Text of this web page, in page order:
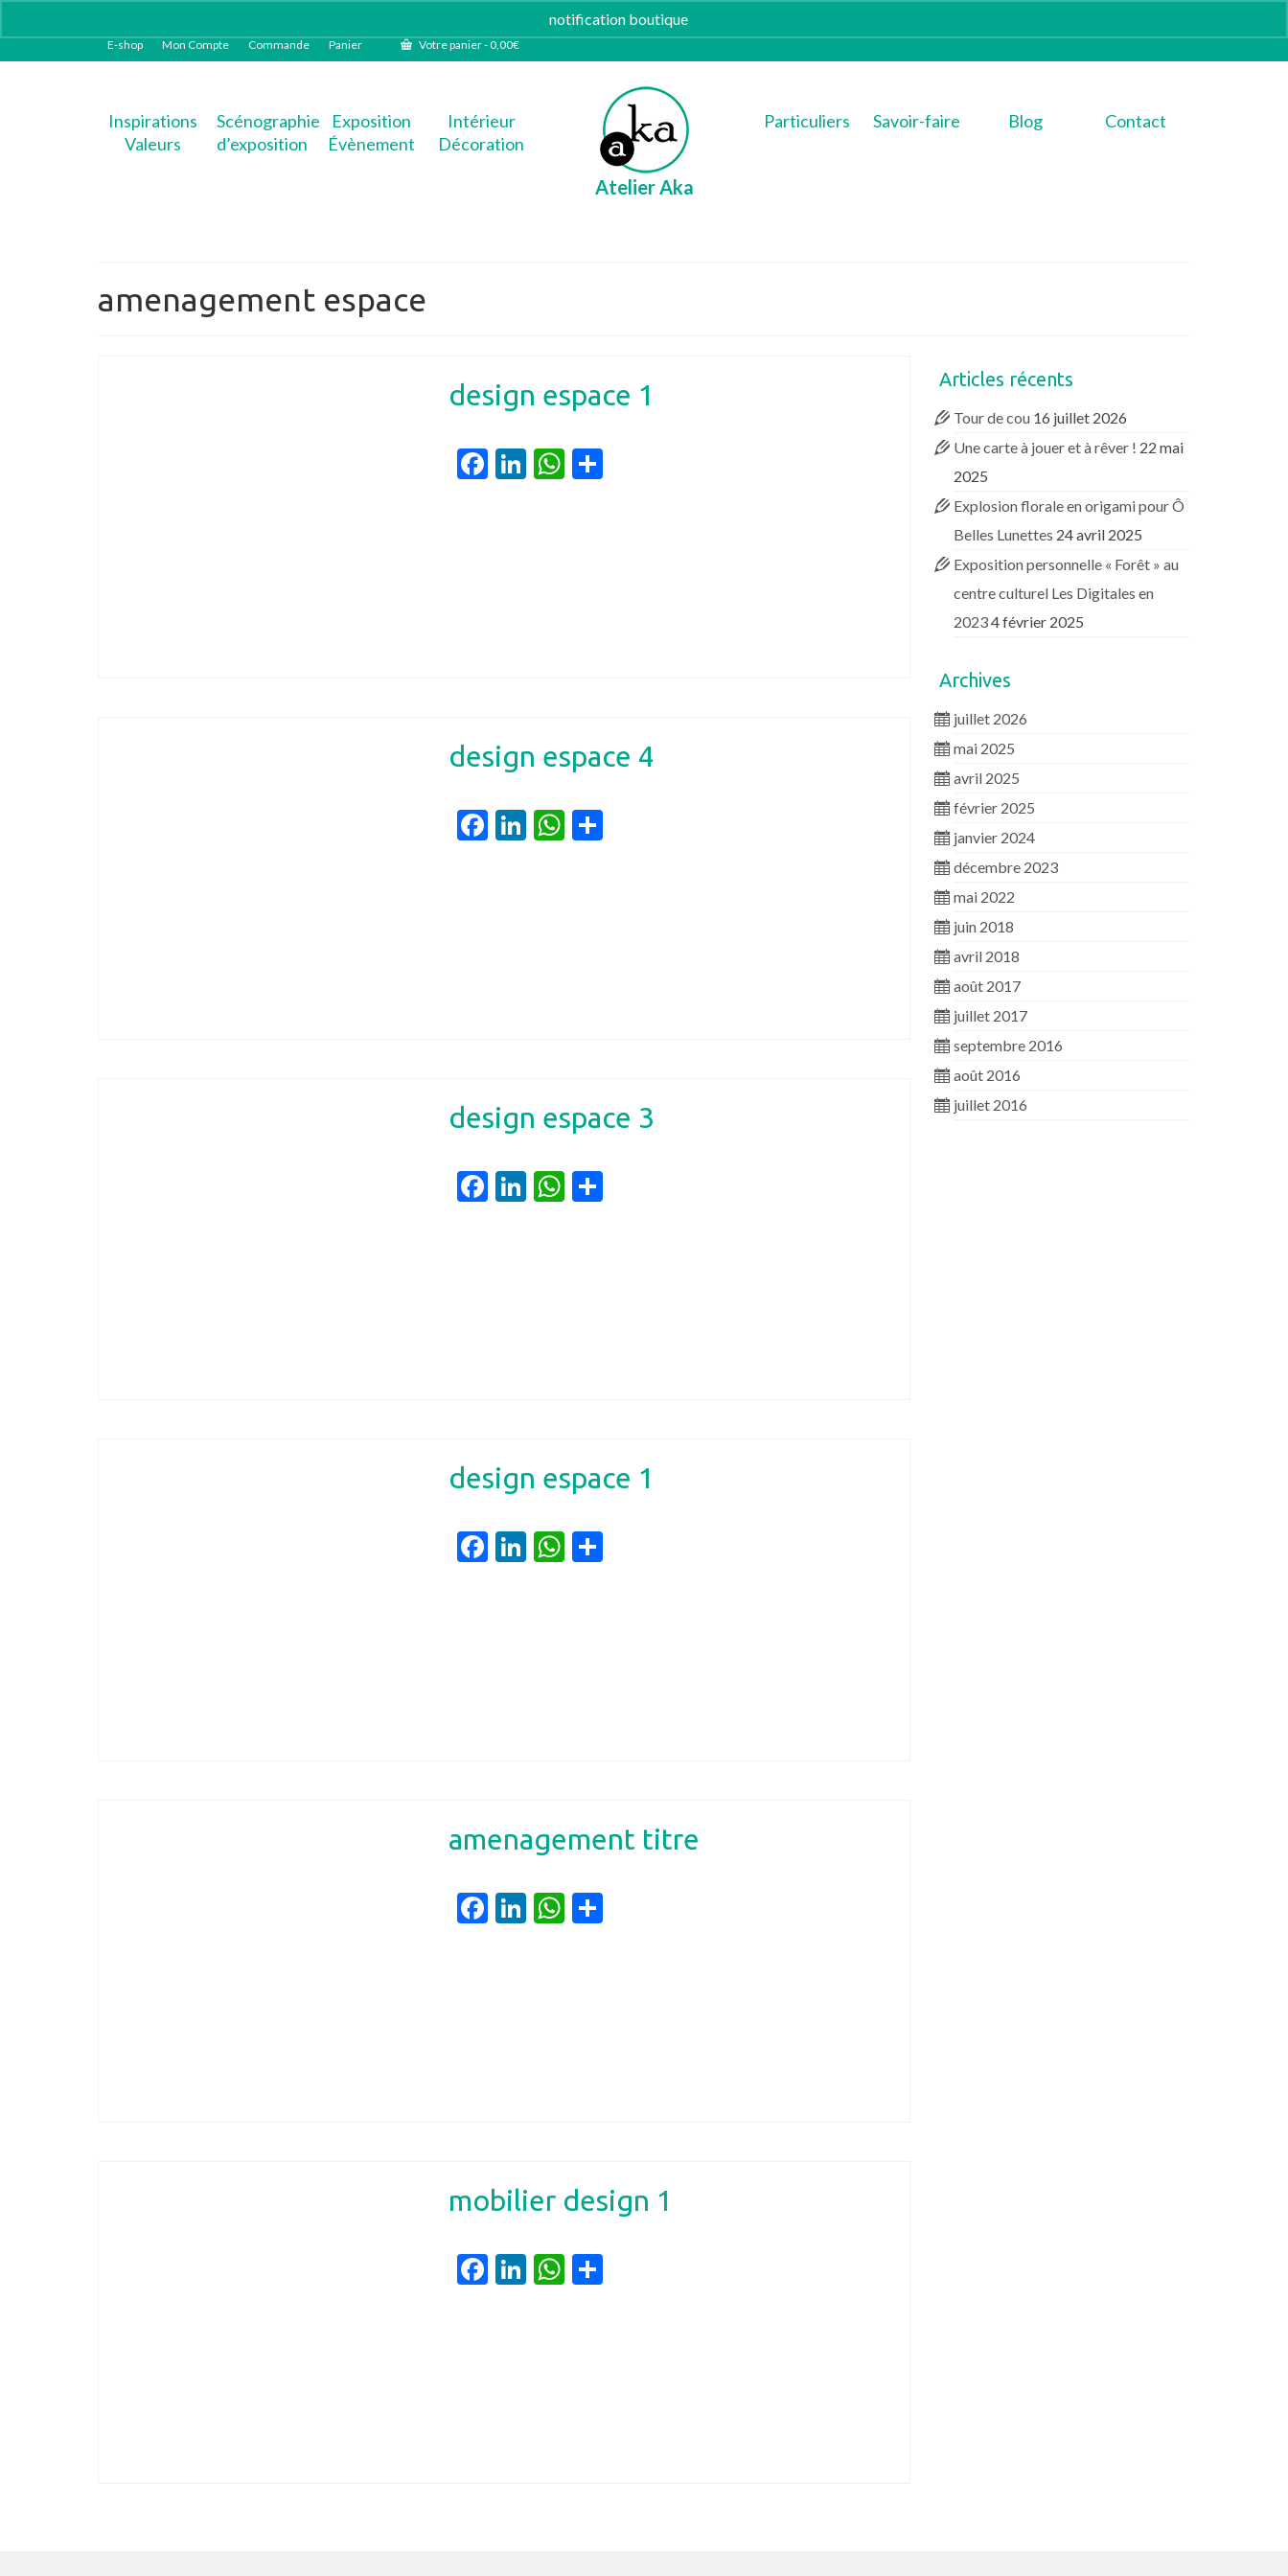
notification boutique
E-shop Mon Compte Commande Panier Votre panier-0,00€
Inspirations
Valeurs
Scénographie
d’exposition
Exposition
Évènement
Intérieur
Décoration
Atelier Aka
Particuliers Savoir-faire Blog Contact
amenagement espace
design espace 1
Facebook
LinkedIn
WhatsApp
Partager
design espace 4
Facebook
LinkedIn
WhatsApp
Partager
design espace 3
Facebook
LinkedIn
WhatsApp
Partager
design espace 1
Facebook
LinkedIn
WhatsApp
Partager
amenagement titre
Facebook
LinkedIn
WhatsApp
Partager
mobilier design 1
Facebook
LinkedIn
WhatsApp
Partager
Articles récents
Tour de cou 16 juillet 2026
Une carte à jouer et à rêver ! 22 mai
2025
Explosion florale en origami pour Ô
Belles Lunettes 24 avril 2025
Exposition personnelle « Forêt » au
centre culturel Les Digitales en
20234 février 2025
Archives
juillet 2026
mai 2025
avril 2025
février 2025
janvier 2024
décembre 2023
mai 2022
juin 2018
avril 2018
août 2017
juillet 2017
septembre 2016
août 2016
juillet 2016